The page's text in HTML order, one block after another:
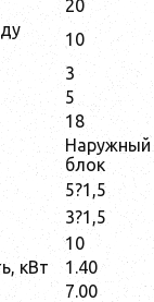
20
10
3
5
18
Наружный
блок
5?1,5
3?1,5
10
кВт
1.40
7.00